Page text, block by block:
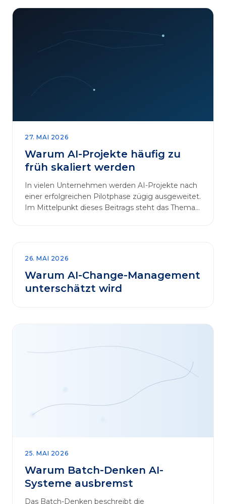
27. MAI 2026
Warum AI-Projekte häufig zu
früh skaliert werden
In vielen Unternehmen werden AI-Projekte nach
einer erfolgreichen Pilotphase zügig ausgeweitet.
Im Mittelpunkt dieses Beitrags steht das Thema
26. MAI 2026
Warum AI-Change-Management
unterschätzt wird
25. MAI 2026
Warum Batch-Denken AI-
Systeme ausbremst
Das Batch-Denken beschreibt die